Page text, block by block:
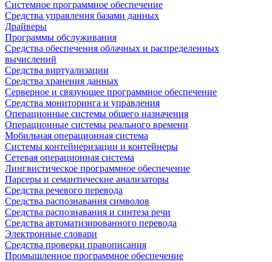
Системное программное обеспечение
Средства управления базами данных
Драйверы
Программы обслуживания
Средства обеспечения облачных и распределенных
вычислений
Средства виртуализации
Средства хранения данных
Серверное и связующее программное обеспечение
Средства мониторинга и управления
Операционные системы общего назначения
Операционные системы реального времени
Мобильная операционная система
Системы контейнеризации и контейнеры
Сетевая операционная система
Лингвистическое программное обеспечение
Парсеры и семантические анализаторы
Средства речевого перевода
Средства распознавания символов
Средства распознавания и синтеза речи
Средства автоматизированного перевода
Электронные словари
Средства проверки правописания
Промышленное программное обеспечение